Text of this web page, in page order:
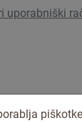
uporabniški